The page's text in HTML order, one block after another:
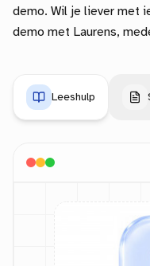
demo. Wil je liever met
demo met Laurens,
Leeshulp